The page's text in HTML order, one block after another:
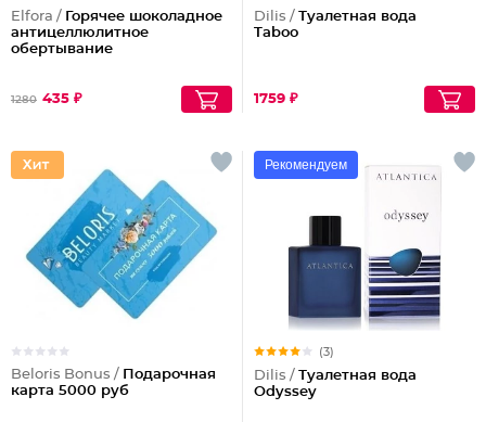
Elfora / Горячее шоколадное
антицеллюлитное
обертывание
1280 435 ₽
Dilis / Туалетная вода
Taboo
1759 ₽
Beloris Bonus / Подарочная
карта 5000 руб
Рекомендуем
(3)
Dilis / Туалетная вода
Odyssey